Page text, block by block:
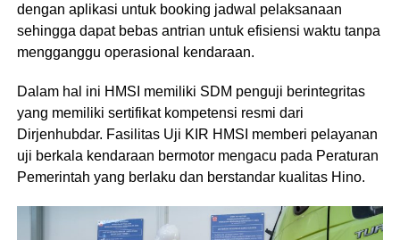
dengan aplikasi untuk booking jadwal pelaksanaan
sehingga dapat bebas antrian untuk efisiensi waktu tanpa
mengganggu operasional kendaraan.
Dalam hal ini HMSI memiliki SDM penguji berintegritas
yang memiliki sertifikat kompetensi resmi dari
Dirjenhubdar. Fasilitas Uji KIR HMSI memberi pelayanan
uji berkala kendaraan bermotor mengacu pada Peraturan
Pemerintah yang berlaku dan berstandar kualitas Hino.